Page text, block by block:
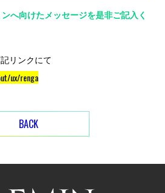
へ向けたメッセージを是非ご記入く
リンクにて
ux/renga
BACK